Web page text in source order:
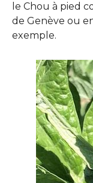
le Chou à pied
de Genève ou
exemple.